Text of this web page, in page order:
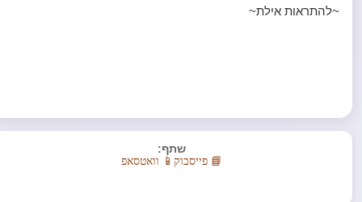
~להתראות אילת~
שתף:
📘 פייסבוק 📱 וואטסאפ